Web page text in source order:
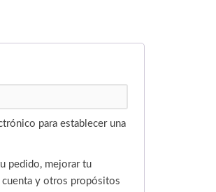
para establecer una
pedido, mejorar tu
cuenta y otros propósitos